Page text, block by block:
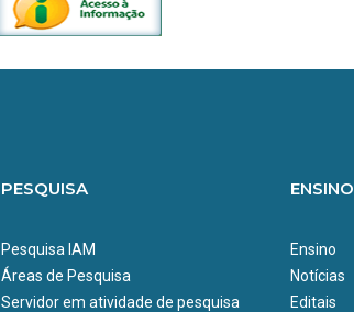
PESQUISA
Pesquisa IAM
Áreas de Pesquisa
Servidor em atividade de pesquisa
ENSINO
Ensino
Notícias
Editais